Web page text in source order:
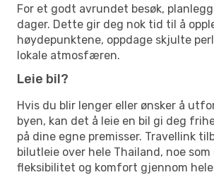
For et godt avrundet besøk,
dager. Dette gir deg nok tid til å
høydepunktene, oppdage skjulte
lokale atmosfæren.
Leie bil?
Hvis du blir lenger eller ønsker å
byen, kan det å leie en bil gi deg
på dine egne premisser. Travellink
bilutleie over hele Thailand, noe som
fleksibilitet og komfort gjennom hele